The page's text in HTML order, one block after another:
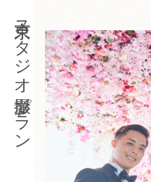
東京スタジオ撮影プラン